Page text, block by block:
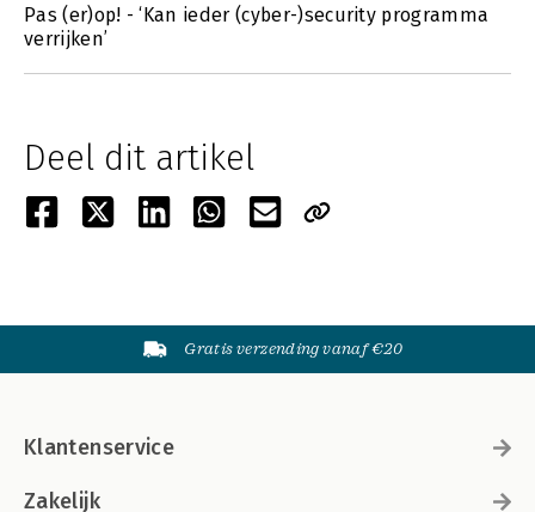
Pas (er)op! - ‘Kan ieder (cyber-)security programma
verrijken’
Deel dit artikel
Gratis verzending vanaf €20
Klantenservice
Zakelijk